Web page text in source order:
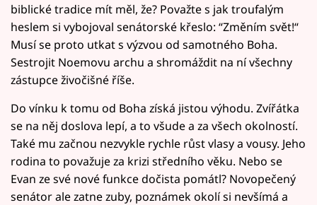
biblické tradice mít měl, že? Považte s jak troufalým
heslem si vybojoval senátorské křeslo: “Změním svět!“
Musí se proto utkat s výzvou od samotného Boha.
Sestrojit Noemovu archu a shromáždit na ní všechny
zástupce živočišné říše.
Do vínku k tomu od Boha získá jistou výhodu. Zvířátka
se na něj doslova lepí, a to všude a za všech okolností.
Také mu začnou nezvykle rychle růst vlasy a vousy. Jeho
rodina to považuje za krizi středního věku. Nebo se
Evan ze své nové funkce dočista pomátl? Novopečený
senátor ale zatne zuby, poznámek okolí si nevšímá a